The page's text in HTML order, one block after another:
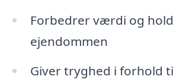
Forbedrer værdi og
ejendommen
Giver tryghed i forhold